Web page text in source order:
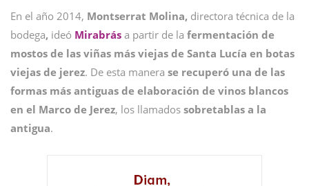
En el año 2014, Montserrat Molina, directora técnica de la
bodega, ideó Mirabrás a partir de la fermentación de
mostos de las viñas más viejas de Santa Lucía en botas
viejas de jerez. De esta manera se recuperó una de las
formas más antiguas de elaboración de vinos blancos
en el Marco de Jerez, los llamados sobretablas a la
antigua.